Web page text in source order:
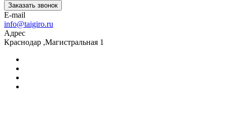
Заказать звонок
E-mail
info@taigiro.ru
Адрес
Краснодар ,Магистральная 1